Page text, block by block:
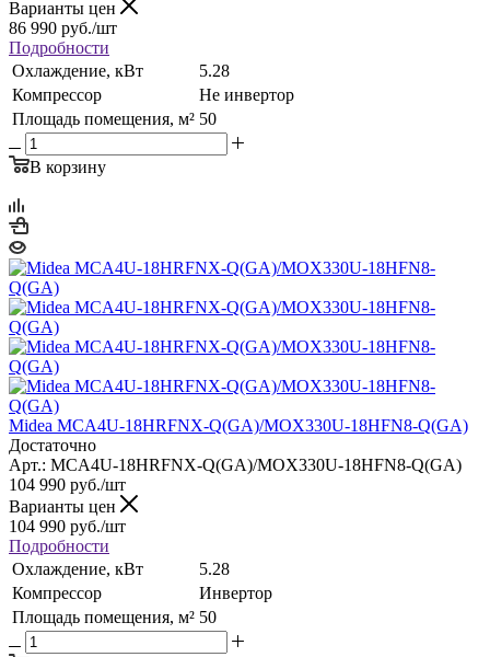
Варианты цен
86 990 руб./шт
Подробности
Охлаждение, кВт
5.28
Компрессор
Не инвертор
Площадь помещения, м² 50
В корзину
Midea MCA4U-18HRFNX-Q(GA)/MOX330U-18HFN8-Q(GA)
Достаточно
Арт.: MCA4U-18HRFNX-Q(GA)/MOX330U-18HFN8-Q(GA)
104 990 руб./шт
Варианты цен
104 990 руб./шт
Подробности
Охлаждение, кВт
5.28
Компрессор
Инвертор
Площадь помещения, м² 50